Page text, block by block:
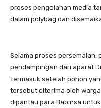
proses pengolahan media
dalam polybag dan
Selama proses persemaian,
pendampingan dari aparat
Termasuk setelah pohon
tersebut diterima oleh
dipantau para Babinsa